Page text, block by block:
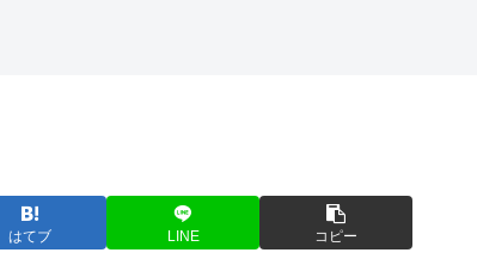
はてブ LINE コピー